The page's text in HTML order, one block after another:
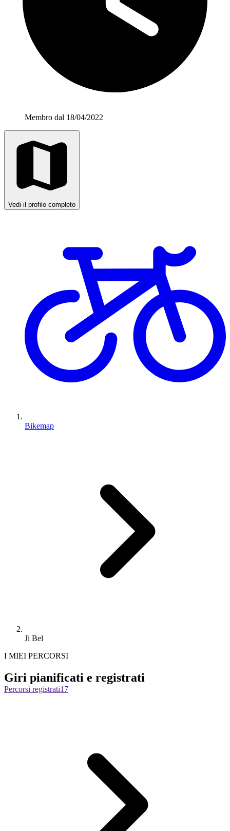
Membro dal 18/04/2022
Vedi il profilo completo
Bikemap
Ji Bel
I MIEI PERCORSI
Giri pianificati e registrati
Percorsi registrati17